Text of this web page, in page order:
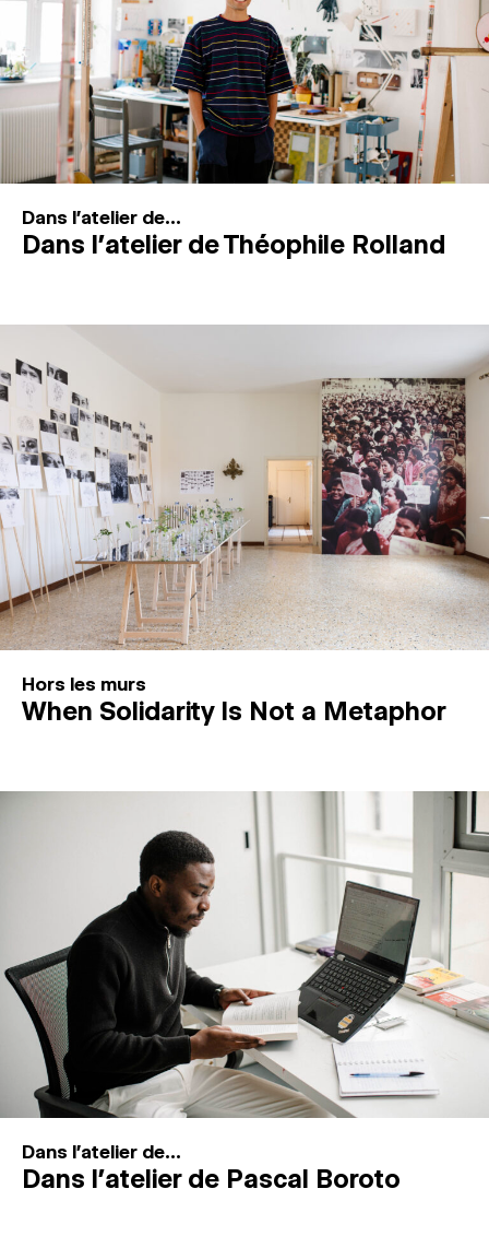
ESPACES DE PRATIQUE ARTISTIQUE ↓
Recherche
Connexion
Dans l'atelier de...
Dans l’atelier de Théophile Rolland
Hors les murs
When Solidarity Is Not a Metaphor
Dans l'atelier de...
Dans l’atelier de Pascal Boroto